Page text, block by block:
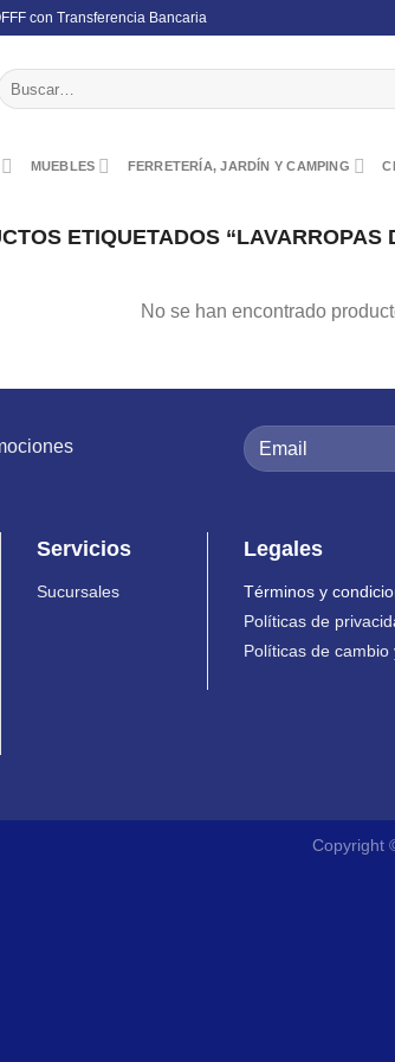
con Transferencia Bancaria
Buscar
por:
MUEBLES FERRETERÍA, JARDÍN Y CAMPING
ETIQUETADOS “LAVARROPAS
No se han encontrado
Servicios
Sucursales
Legales
Términos y
Políticas de
Políticas de cambio
Copyright